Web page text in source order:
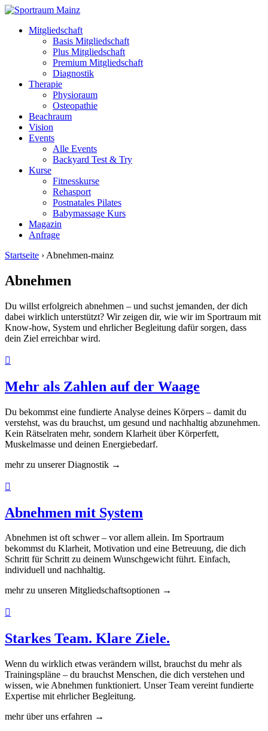
Mitgliedschaft
Basis Mitgliedschaft
Plus Mitgliedschaft
Premium Mitgliedschaft
Diagnostik
Therapie
Physioraum
Osteopathie
Beachraum
Vision
Events
Alle Events
Backyard Test & Try
Kurse
Fitnesskurse
Rehasport
Postnatales Pilates
Babymassage Kurs
Magazin
Anfrage
Startseite › Abnehmen-mainz
Abnehmen
Du willst erfolgreich abnehmen – und suchst jemanden, der dich
dabei wirklich unterstützt? Wir zeigen dir, wie wir im Sportraum mit
Know-how, System und ehrlicher Begleitung dafür sorgen, dass
dein Ziel erreichbar wird.

Mehr als Zahlen auf der Waage
Du bekommst eine fundierte Analyse deines Körpers – damit du
verstehst, was du brauchst, um gesund und nachhaltig abzunehmen.
Kein Rätselraten mehr, sondern Klarheit über Körperfett,
Muskelmasse und deinen Energiebedarf.
mehr zu unserer Diagnostik →

Abnehmen mit System
Abnehmen ist oft schwer – vor allem allein. Im Sportraum
bekommst du Klarheit, Motivation und eine Betreuung, die dich
Schritt für Schritt zu deinem Wunschgewicht führt. Einfach,
individuell und nachhaltig.
mehr zu unseren Mitgliedschaftsoptionen →

Starkes Team. Klare Ziele.
Wenn du wirklich etwas verändern willst, brauchst du mehr als
Trainingspläne – du brauchst Menschen, die dich verstehen und
wissen, wie Abnehmen funktioniert. Unser Team vereint fundierte
Expertise mit ehrlicher Begleitung.
mehr über uns erfahren →